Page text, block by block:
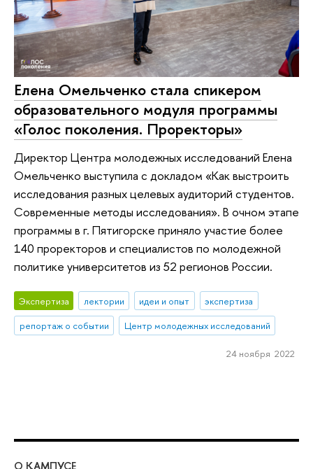
Елена Омельченко стала спикером
образовательного модуля программы
«Голос поколения. Проректоры»
Директор Центра молодежных исследований Елена
Омельченко выступила с докладом «Как выстроить
исследования разных целевых аудиторий студентов.
Современные методы исследования». В очном этапе
программы в г. Пятигорске приняло участие более
140 проректоров и специалистов по молодежной
политике университетов из 52 регионов России.
Экспертиза лектории идеи и опыт
экспертиза
репортаж о событии
Центр молодежных исследований
24 ноября 2022
О КАМПУСЕ